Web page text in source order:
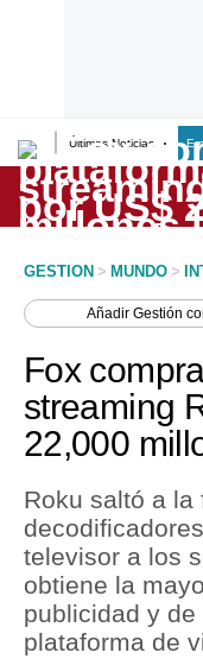
Últimas Noticias
Lo último
Peru Quiosco
Economía
Mercados
Política
Tu Dinero
Finanzas Personales
GESTION > MUNDO >
AñadirGestión
Fox
streaming
22,000
Roku saltó a la
televisor a los
obtiene la
publicidad y
plataforma de